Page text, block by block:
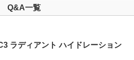
Q&A一覧
ラディアント ハイドレーション